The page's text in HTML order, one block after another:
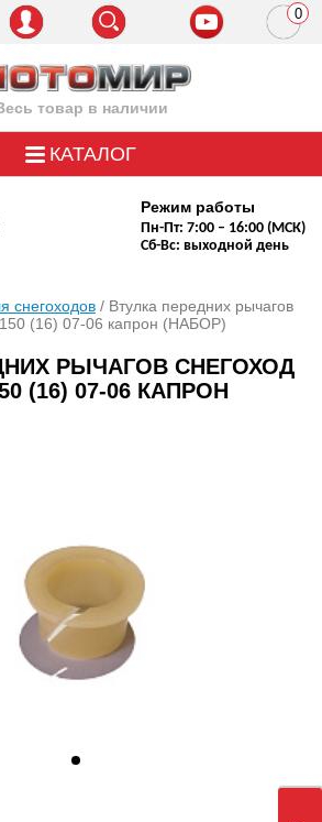
товар в наличии
Режим работы
Пн-Пт: 7:00 – 16:00 (МСК)
Сб-Вс: выходной день
0
КАТАЛОГ
снегоходов / Втулка передних рычагов
(16) 07-06 капрон (НАБОР)
РЫЧАГОВ СНЕГОХОД
(16) 07-06 КАПРОН